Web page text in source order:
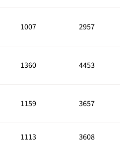
1007 2957
1360 4453
1159 3657
1113 3608